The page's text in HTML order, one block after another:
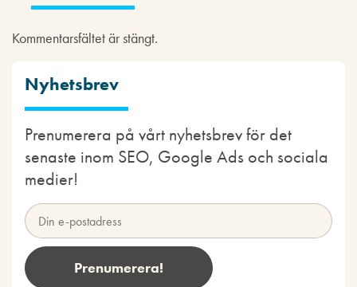
Kommentarsfältet är stängt.
Nyhetsbrev
Prenumerera på vårt nyhetsbrev för det
senaste inom SEO, Google Ads och sociala
medier!